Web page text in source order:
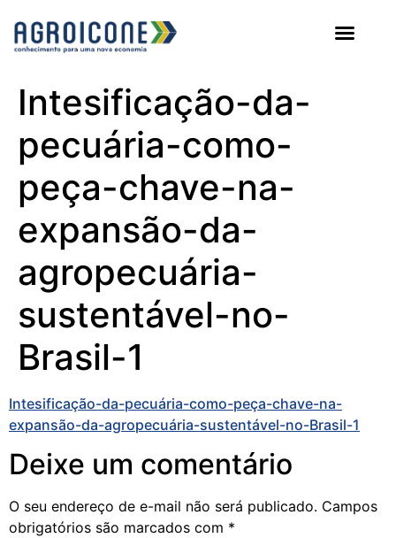
Intesificação-da-
pecuária-como-
peça-chave-na-
expansão-da-
agropecuária-
sustentável-no-
Brasil-1
Intesificação-da-pecuária-como-peça-chave-na-
expansão-da-agropecuária-sustentável-no-Brasil-1
Deixe um comentário
O seu endereço de e-mail não será publicado. Campos
obrigatórios são marcados com *